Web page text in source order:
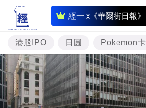
經一 x《華爾街日報》
即
時
財
經
專
題
投
港股IPO 日圓 Pokemon卡